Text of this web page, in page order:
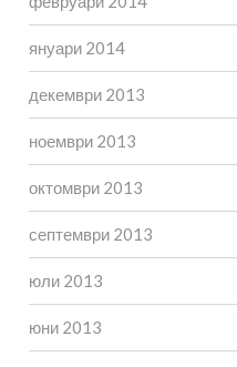
януари 2014
декември 2013
ноември 2013
октомври 2013
септември 2013
юли 2013
юни 2013